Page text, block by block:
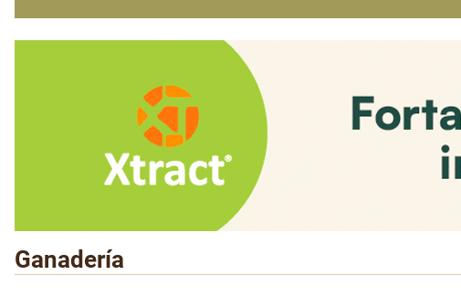
Ganadería